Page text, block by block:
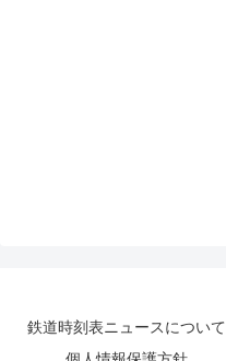
鉄道時刻表ニュースについて